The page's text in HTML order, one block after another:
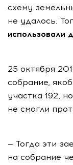
схему
не удалось.
25 октября
собрание,
участка 192,
не смогли
— Тогда эти
на собрание